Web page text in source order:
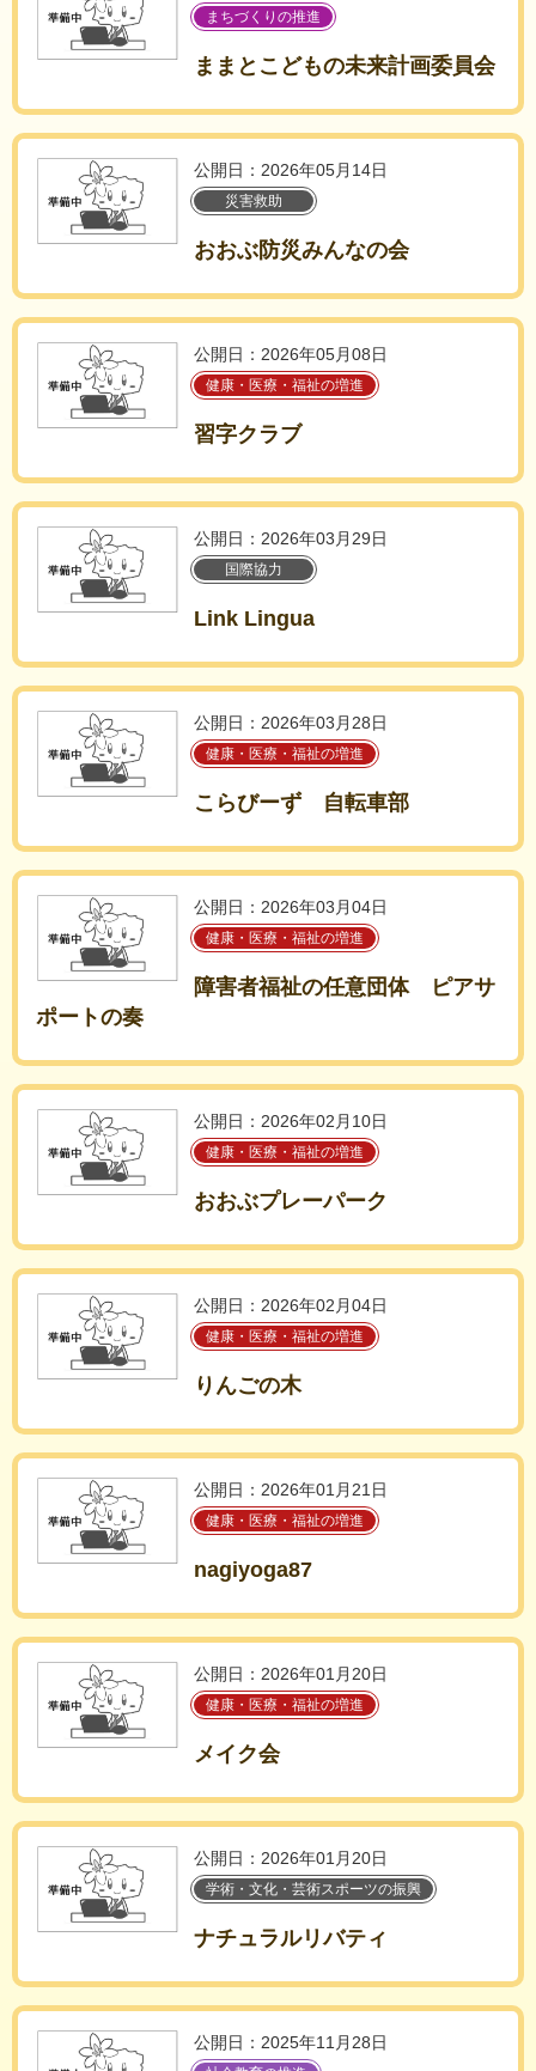
まちづくりの推進
ままとこどもの未来計画委員会
公開日：2026年05月14日
災害救助
おおぶ防災みんなの会
公開日：2026年05月08日
健康・医療・福祉の増進
習字クラブ
公開日：2026年03月29日
国際協力
Link Lingua
公開日：2026年03月28日
健康・医療・福祉の増進
こらびーず 自転車部
公開日：2026年03月04日
健康・医療・福祉の増進
障害者福祉の任意団体 ピアサ
ポートの奏
公開日：2026年02月10日
健康・医療・福祉の増進
おおぶプレーパーク
公開日：2026年02月04日
健康・医療・福祉の増進
りんごの木
公開日：2026年01月21日
健康・医療・福祉の増進
nagiyoga87
公開日：2026年01月20日
健康・医療・福祉の増進
メイク会
公開日：2026年01月20日
学術・文化・芸術スポーツの振興
ナチュラルリバティ
公開日：2025年11月28日